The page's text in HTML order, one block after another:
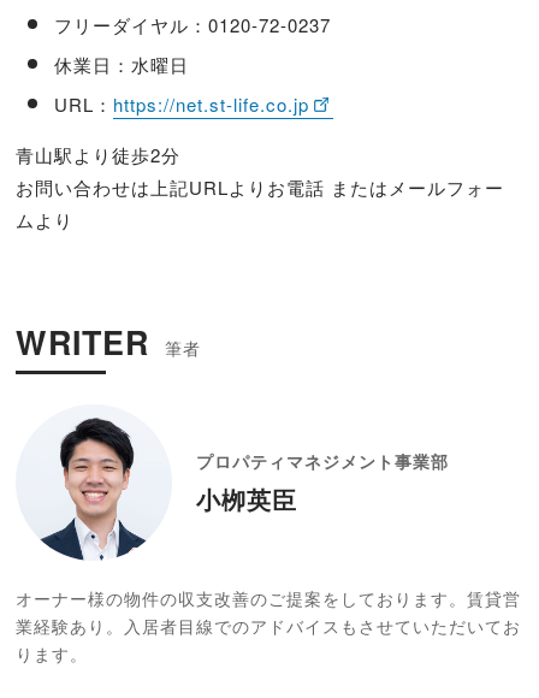
フリーダイヤル：0120-72-0237
休業日：水曜日
URL： https://net.st-life.co.jp
青山駅より徒歩2分
お問い合わせは上記URLよりお電話 またはメールフォー
ムより
WRITER
プロパティマネジメント事業部
小栁英臣
オーナー様の物件の収支改善のご提案をしております。賃貸営
業経験あり。入居者目線でのアドバイスもさせていただいてお
ります。